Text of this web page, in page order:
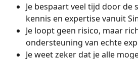
Je bespaart veel tijd door de
kennis en expertise vanuit
Je loopt geen risico, maar
ondersteuning van echte
Je weet zeker dat je alle